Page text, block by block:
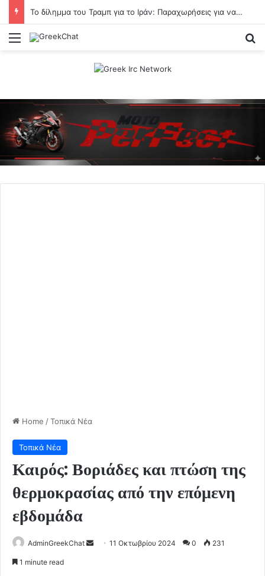
Το δίλημμα του Τραμπ για το Ιράν: Παραχωρήσεις για να ανοίξει το Ορμούζ ή συνέχιση του πολέμου
Menu
Home /Τοπικά Νέα
Τοπικά Νέα
Καιρός: Βοριάδες και πτώση της
θερμοκρασίας από την επόμενη
εβδομάδα
AdminGreekChat
Send11 Οκτωβρίου 2024 0 231
1 minute read